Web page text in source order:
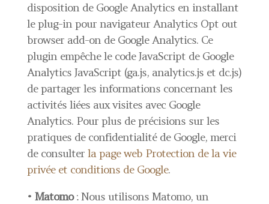
disposition de Google Analytics en installant
le plug-in pour navigateur Analytics Opt out
browser add-on de Google Analytics. Ce
plugin empêche le code JavaScript de Google
Analytics JavaScript (ga.js, analytics.js et dc.js)
de partager les informations concernant les
activités liées aux visites avec Google
Analytics. Pour plus de précisions sur les
pratiques de confidentialité de Google, merci
de consulter la page web Protection de la vie
privée et conditions de Google.
• Matomo: Nous utilisons Matomo, un